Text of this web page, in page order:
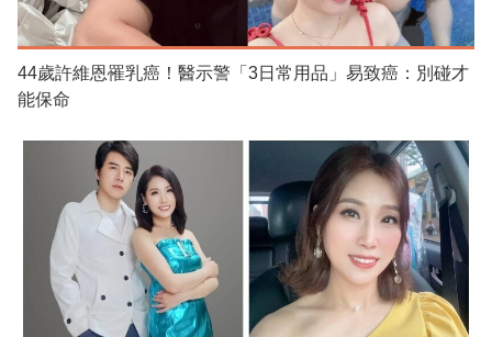
44歲許維恩罹乳癌！醫示警「3日常用品」易致癌：別碰才
能保命